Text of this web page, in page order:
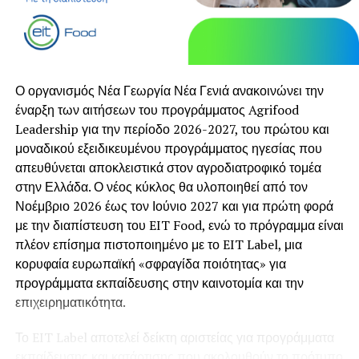
———————————–
ΤοΊδρυμα Γ. & Α. Μαμιδάκη
έχει ως αποστολή του την
αέναης παιδείας και έχει εισάγει μακρόπνοους και
πετυχημένους θεσμούς, όπως το ετήσιο Βραβείο Τέχνης
και το πρόγραμμα residency. Το residency φιλοδοξεί να
δημιουργήσει μια νέα πλατφόρμα για συλλογική μάθηση,
συζήτηση και πειραματισμό, να αφυπνίσει και να
αναπτύξει νέα δίκτυα συνέργειας και συνεργασίας. Για
περισσότερες πληροφορίες σχετικά με το πρόγραμμα ή/
και τη διαδικασία της αίτησης, παρακαλούμε
επικοινωνήστε στοinfo@gnamamidakisfoundation.org
στο 2155007712 (καθημερινά 09.00-17.00).
Ο οργανισμός Νέα Γεωργία Νέα Γενιά ανακοινώνει την
έναρξη των αιτήσεων του προγράμματος Agrifood
Leadership για την περίοδο 2026-2027, του πρώτου και
μοναδικού εξειδικευμένου προγράμματος ηγεσίας που
απευθύνεται αποκλειστικά στον αγροδιατροφικό τομέα
στην Ελλάδα. Ο νέος κύκλος θα υλοποιηθεί από τον
Νοέμβριο 2026 έως τον Ιούνιο 2027 και για πρώτη φορά
με την διαπίστευση του EIT Food, ενώ το πρόγραμμα είναι
πλέον επίσημα πιστοποιημένο με το EIT Label, μια
κορυφαία ευρωπαϊκή «σφραγίδα ποιότητας» για
προγράμματα εκπαίδευσης στην καινοτομία και την
επιχειρηματικότητα.
Το EIT Label αποτελεί δείκτη αριστείας για προγράμματα